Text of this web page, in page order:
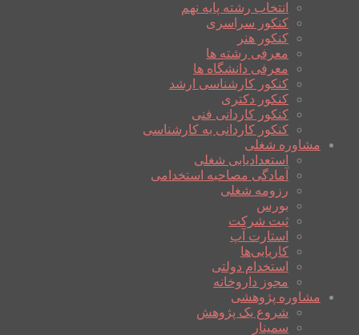
انتخاب رشته پایه نهم
کنکور سراسری
کنکور هنر
معرفی رشته ها
معرفی دانشگاه ها
کنکور کارشناسی ارشد
کنکور دکتری
کنکور کاردانی فنی
کنکور کاردانی به کارشناسی
مشاوره شغلی
استعدادیابی شغلی
آمادگی مصاحبه استخدامی
رزومه شغلی
بورس
ثبت شرکت
استارت آپ
کاریابی‌ها
استخدام دولتی
مجوز داروخانه
مشاوره پژوهشی
شروع یک پژوهش
سمینار